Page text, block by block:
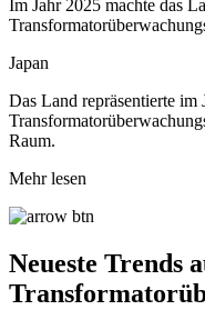
Im Jahr 2025 machte das
Japan
Das Land repräsentierte
Raum.
Mehr lesen
Neueste Trends